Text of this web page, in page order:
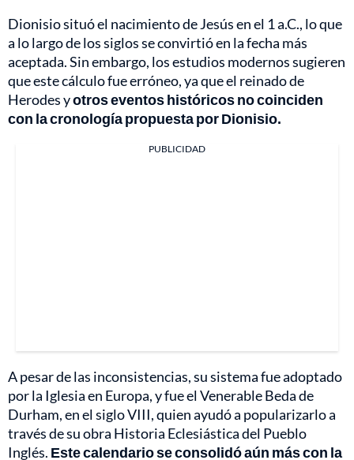
Dionisio situó el nacimiento de Jesús en el 1 a.C., lo que
a lo largo de los siglos se convirtió en la fecha más
aceptada. Sin embargo, los estudios modernos sugieren
que este cálculo fue erróneo, ya que el reinado de
Herodes yotros eventos históricos no coinciden
con la cronología propuesta por Dionisio.
PUBLICIDAD
A pesar de las inconsistencias, su sistema fue adoptado
por la Iglesia en Europa, y fue el Venerable Beda de
Durham, en el siglo VIII, quien ayudó a popularizarlo a
través de su obra Historia Eclesiástica del Pueblo
Inglés. Este calendario se consolidó aún más con la